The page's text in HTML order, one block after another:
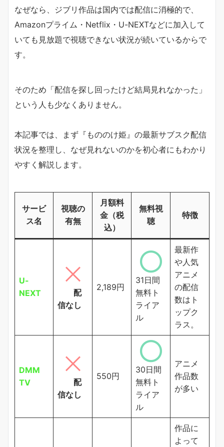
なぜなら、ジブリ作品は国内では配信に消極的で、
Amazonプライム・Netflix・U-NEXTなどに加入して
いても見放題で視聴できない状況が続いているからで
す。
そのため「配信を探し回ったけど結局見れなかった」
という人も少なくありません。
本記事では、まず『もののけ姫』の最新サブスク配信
状況を整理し、なぜ見れないのかを初心者にもわかり
やすく解説します。
サービ
ス名
視聴の
有無
月額料
金（税
込）
無料視
聴
特徴
U-
NEXT
配
信なし
2,189円
31日間
無料ト
ライア
ル
最新作
や人気
アニメ
の配信
数はト
ップク
ラス。
DMM
TV
配
信なし
550円
30日間
無料ト
ライア
ル
アニメ
作品数
が多い
作品に
よって